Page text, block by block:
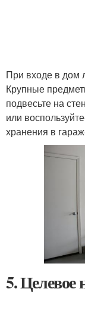
При входе в дом
Крупные
подвесьте на
или
хранения в
5. Целевое